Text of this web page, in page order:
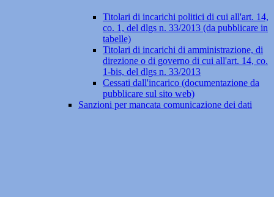
Titolari di incarichi politici di cui all'art. 14,
co. 1, del dlgs n. 33/2013 (da pubblicare in
tabelle)
Titolari di incarichi di amministrazione, di
direzione o di governo di cui all'art. 14, co.
1-bis, del dlgs n. 33/2013
Cessati dall'incarico (documentazione da
pubblicare sul sito web)
Sanzioni per mancata comunicazione dei dati